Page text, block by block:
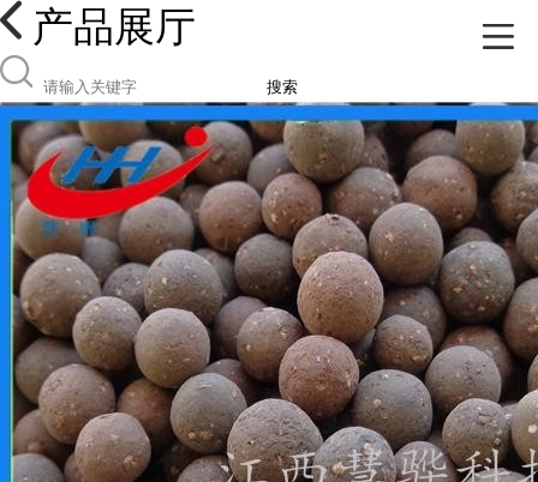
产品展厅
搜索